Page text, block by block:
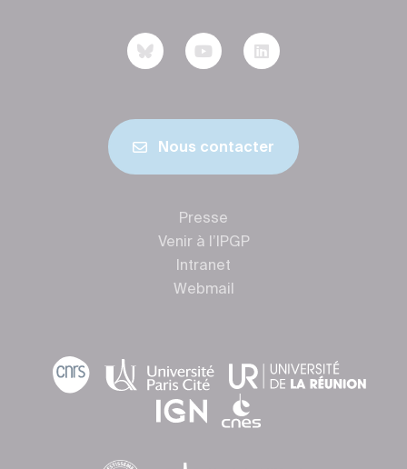
Nous contacter
Presse
Venir à l’IPGP
Intranet
Webmail